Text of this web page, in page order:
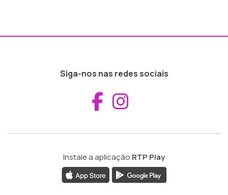
Siga-nos nas redes sociais
Aceder ao
Instale a aplicação RTP Play